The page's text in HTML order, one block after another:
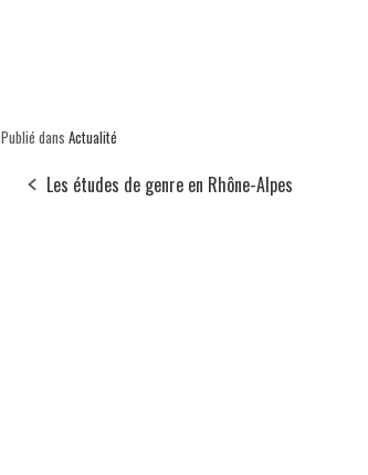
Publié dans Actualité
Les études de genre en Rhône-Alpes